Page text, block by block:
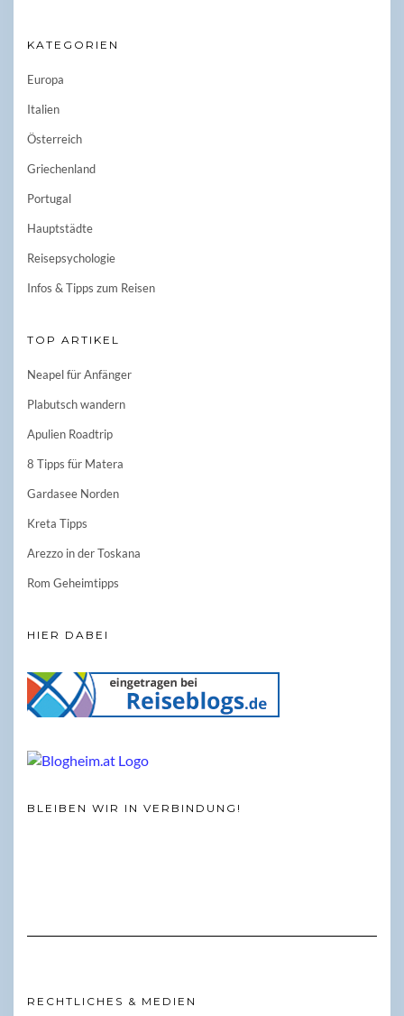
KATEGORIEN
Europa
Italien
Österreich
Griechenland
Portugal
Hauptstädte
Reisepsychologie
Infos & Tipps zum Reisen
TOP ARTIKEL
Neapel für Anfänger
Plabutsch wandern
Apulien Roadtrip
8 Tipps für Matera
Gardasee Norden
Kreta Tipps
Arezzo in der Toskana
Rom Geheimtipps
HIER DABEI
BLEIBEN WIR IN VERBINDUNG!
RECHTLICHES & MEDIEN